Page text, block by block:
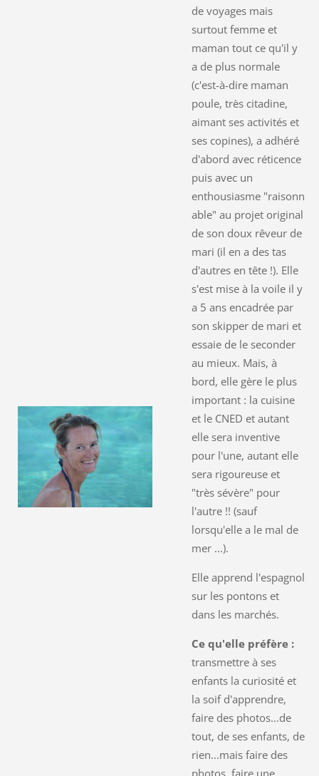
de voyages mais
surtout femme et
maman tout ce qu'il y
a de plus normale
(c'est-à-dire maman
poule, très citadine,
aimant ses activités et
ses copines), a adhéré
d'abord avec réticence
puis avec un
enthousiasme "raisonn
able" au projet original
de son doux rêveur de
mari (il en a des tas
d'autres en tête !). Elle
s'est mise à la voile il y
a 5 ans encadrée par
son skipper de mari et
essaie de le seconder
au mieux. Mais, à
bord, elle gère le plus
important : la cuisine
et le CNED et autant
elle sera inventive
pour l'une, autant elle
sera rigoureuse et
"très sévère" pour
l'autre !! (sauf
lorsqu'elle a le mal de
mer ...).
Elle apprend l'espagnol
sur les pontons et
dans les marchés.
Ce qu'elle préfère :
transmettre à ses
enfants la curiosité et
la soif d'apprendre,
faire des photos...de
tout, de ses enfants, de
rien...mais faire des
photos, faire une